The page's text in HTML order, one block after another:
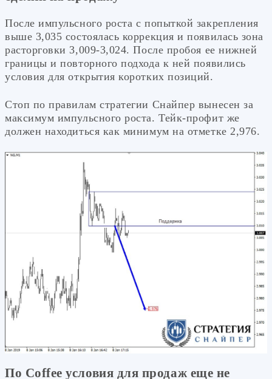
После импульсного роста с попыткой закрепления
выше 3,035 состоялась коррекция и появилась зона
расторговки 3,009-3,024. После пробоя ее нижней
границы и повторного подхода к ней появились
условия для открытия коротких позиций.
Стоп по правилам стратегии Снайпер вынесен за
максимум импульсного роста. Тейк-профит же
должен находиться как минимум на отметке 2,976.
По Coffee условия для продаж еще не